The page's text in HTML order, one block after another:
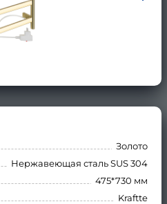
Золото
Нержавеющая сталь SUS 304
475*730 мм
Kraftte